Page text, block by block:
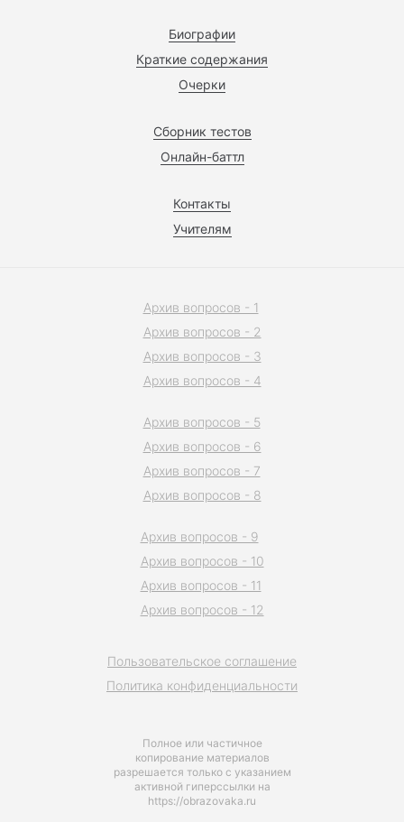
Биографии
Краткие содержания
Очерки
Сборник тестов
Онлайн-баттл
Контакты
Учителям
Полное или частичное
копирование материалов
разрешается только с указанием
активной гиперссылки на
https://obrazovaka.ru
Пользовательское соглашение
Политика конфиденциальности
Архив вопросов - 1
Архив вопросов - 2
Архив вопросов - 3
Архив вопросов - 4
Архив вопросов - 5
Архив вопросов - 6
Архив вопросов - 7
Архив вопросов - 8
Архив вопросов - 9
Архив вопросов - 10
Архив вопросов - 11
Архив вопросов - 12